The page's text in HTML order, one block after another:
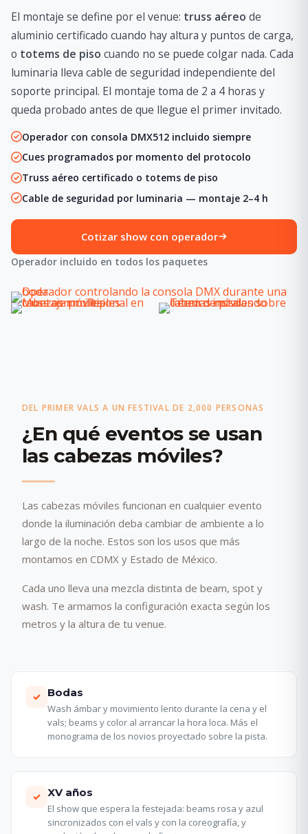
El montaje se define por el venue: truss aéreo de
aluminio certificado cuando hay altura y puntos de carga,
o totems de piso cuando no se puede colgar nada. Cada
luminaria lleva cable de seguridad independiente del
soporte principal. El montaje toma de 2 a 4 horas y
queda probado antes de que llegue el primer invitado.
Operador con consola DMX512 incluido siempre
Cues programados por momento del protocolo
Truss aéreo certificado o totems de piso
Cable de seguridad por luminaria — montaje 2–4 h
Cotizar show con operador
Operador incluido en todos los paquetes
DEL PRIMER VALS A UN FESTIVAL DE 2,000 PERSONAS
¿En qué eventos se usan
las cabezas móviles?
Las cabezas móviles funcionan en cualquier evento
donde la iluminación deba cambiar de ambiente a lo
largo de la noche. Estos son los usos que más
montamos en CDMX y Estado de México.
Cada uno lleva una mezcla distinta de beam, spot y
wash. Te armamos la configuración exacta según los
metros y la altura de tu venue.
✓ Bodas
Wash ámbar y movimiento lento durante la cena y el
vals; beams y color al arrancar la hora loca. Más el
monograma de los novios proyectado sobre la pista.
✓ XV años
El show que espera la festejada: beams rosa y azul
sincronizados con el vals y con la coreografía, y